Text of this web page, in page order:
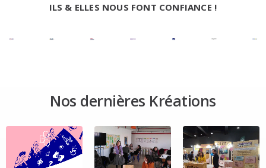
ILS & ELLES NOUS FONT CONFIANCE !
Nos dernières Kréations